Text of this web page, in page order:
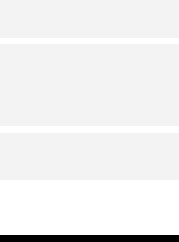
συναυλίες ξένων καλλιτεχνών όπως